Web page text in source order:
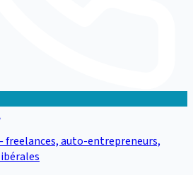
freelances, auto-entrepreneurs,